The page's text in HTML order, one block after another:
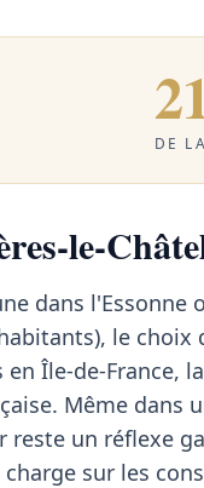
DE
le-
dans l'Essonne
le choix
Île-de-France,
Même dans
un réflexe
sur les